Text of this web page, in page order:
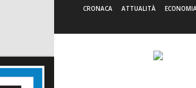
CRONACA ATTUALITÀ